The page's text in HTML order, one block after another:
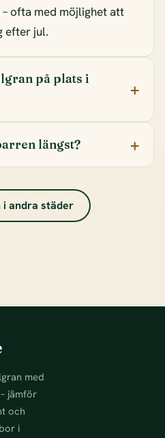
ofta med möjlighet att
efter jul.
på plats i
längst?
i andra städer
med
jämför
och
i